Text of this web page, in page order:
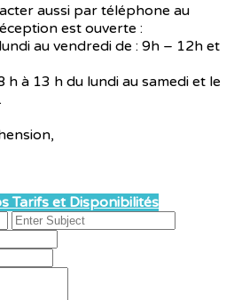
aussi par téléphone au
est ouverte :
au vendredi de : 9h – 12h et
à 13 h du lundi au samedi et le
Tarifs et Disponibilités